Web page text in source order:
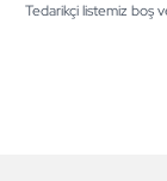
Tedarikçi listemiz boş